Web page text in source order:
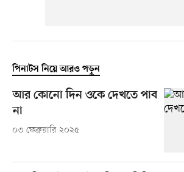
পিনাটস নিয়ে আরও পড়ুন
আর কোনো দিন ওকে দেখতে পাব
না
০৩ ফেব্রুয়ারি ২০২৫